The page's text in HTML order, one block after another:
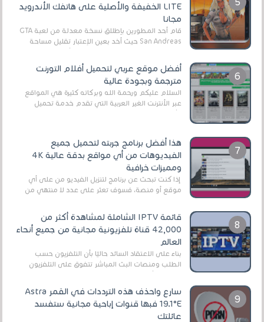
LITE الخفيفة والأصلية على هاتفك الأندرويد
مجانا
قام أحد المطورين بإطلاق نسخة معدلة من لعبة GTA
San Andreas حيث أخد بعين الإعتبار تقليل مساحة
أفضل موقع عربي لتحميل أفلام التورنت
مترجمة وبجودة عالية
السلام عليكم ورحمة الله وبركاته كثيرة هي المواقع
عبر الأنترنت الغير العربية التي تقدم خدمة تحميل
الأفلام على التورنت ، ومعظم هذه المواقع ل...
هذا أفضل برنامج جربته لتحميل جميع
الفيديوهات من أي مواقع بدقة عالية 4K
ومميزات خرافية
إذا كنت تبحث عن برنامج لتنزيل الفيديو من على أي
موقع أو منصة، فسوف تعثر على عدد لا منتهي من
قائمة IPTV الشاملة لمشاهدة أكثر من
42,000 قناة تلفزيونية مجانية من جميع أنحاء
العالم
بناءً على الاعتقاد السائد حاليًا بأن التلفزيون حسب
الطلب ومنصات البث المباشر تتفوق على التلفزيون
الرقمي الأرضي التقليدي، يُعدّ IPTV-org خيار...
سارع واحذف هذه الترددات في القمر Astra
19.1°E فبها قنوات إباحية مجانية ستفسد
عائلتك